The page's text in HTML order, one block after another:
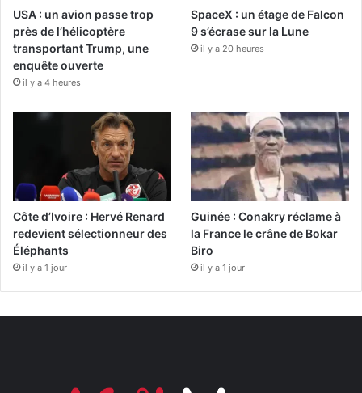
USA : un avion passe trop
près de l’hélicoptère
transportant Trump, une
enquête ouverte
il y a 4 heures
SpaceX : un étage de Falcon
9 s’écrase sur la Lune
il y a 20 heures
Côte d’Ivoire : Hervé Renard
redevient sélectionneur des
Éléphants
il y a 1 jour
Guinée : Conakry réclame à
la France le crâne de Bokar
Biro
il y a 1 jour